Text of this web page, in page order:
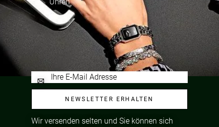
NEWSLETTER ERHALTEN
Wir versenden selten und Sie können sich